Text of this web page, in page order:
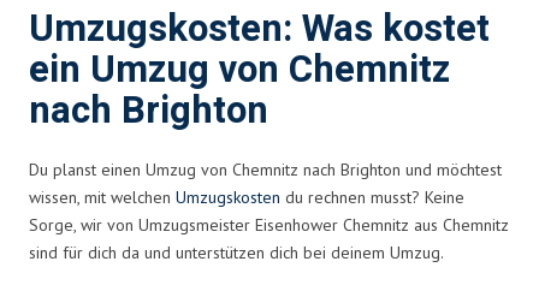
Umzugskosten: Was kostet
ein Umzug von Chemnitz
nach Brighton
Du planst einen Umzug von Chemnitz nach Brighton und möchtest
wissen, mit welchen Umzugskosten du rechnen musst? Keine
Sorge, wir von Umzugsmeister Eisenhower Chemnitz aus Chemnitz
sind für dich da und unterstützen dich bei deinem Umzug.